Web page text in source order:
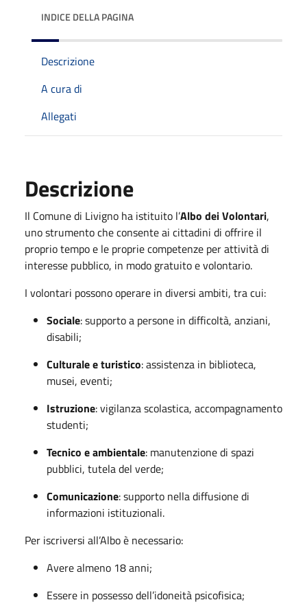
INDICE DELLA PAGINA
Descrizione
A cura di
Allegati
Descrizione
Il Comune di Livigno ha istituito l’Albo dei Volontari,
uno strumento che consente ai cittadini di offrire il
proprio tempo e le proprie competenze per attività di
interesse pubblico, in modo gratuito e volontario.
I volontari possono operare in diversi ambiti, tra cui:
Sociale: supporto a persone in difficoltà, anziani,
disabili;
Culturale e turistico: assistenza in biblioteca,
musei, eventi;
Istruzione: vigilanza scolastica, accompagnamento
studenti;
Tecnico e ambientale: manutenzione di spazi
pubblici, tutela del verde;
Comunicazione: supporto nella diffusione di
informazioni istituzionali.
Per iscriversi all’Albo è necessario:
Avere almeno 18 anni;
Essere in possesso dell’idoneità psicofisica;